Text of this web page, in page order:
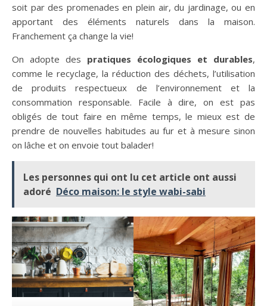
soit par des promenades en plein air, du jardinage, ou en
apportant des éléments naturels dans la maison.
Franchement ça change la vie!
On adopte des pratiques écologiques et durables,
comme le recyclage, la réduction des déchets, l’utilisation
de produits respectueux de l’environnement et la
consommation responsable. Facile à dire, on est pas
obligés de tout faire en même temps, le mieux est de
prendre de nouvelles habitudes au fur et à mesure sinon
on lâche et on envoie tout balader!
Les personnes qui ont lu cet article ont aussi
adoré Déco maison: le style wabi-sabi